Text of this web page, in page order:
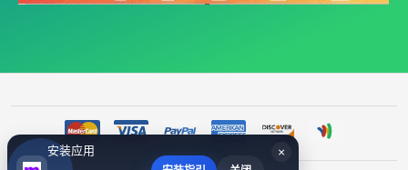
×
安装应用